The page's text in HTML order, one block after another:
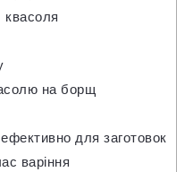
на борщ
для заготовок
варіння